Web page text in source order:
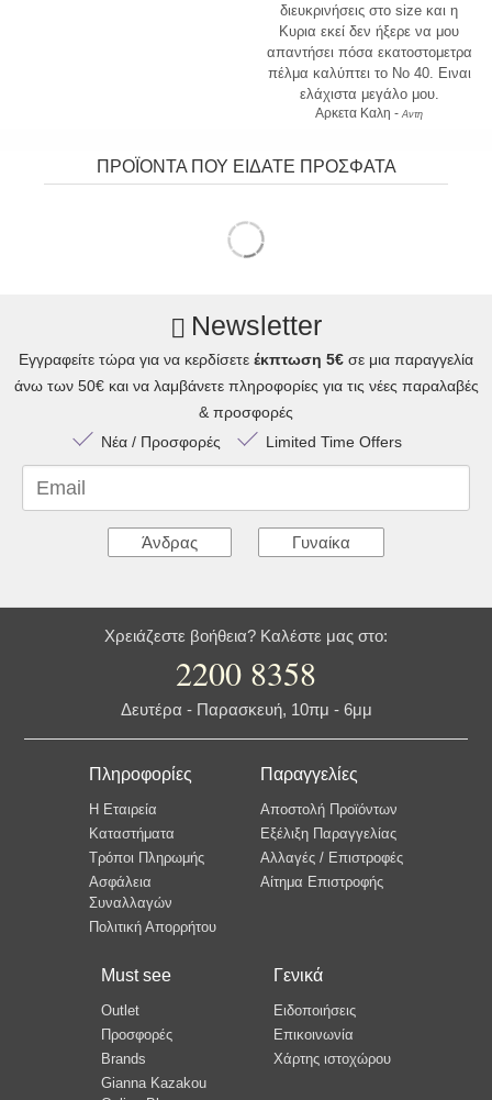
διευκρινήσεις στο size και η
Κυρια εκεί δεν ήξερε να μου
απαντήσει πόσα εκατοστομετρα
πέλμα καλύπτει το No 40. Ειναι
ελάχιστα μεγάλο μου.
Αρκετα Καλη -Αντη
ΠΡΟΪΟΝΤΑ ΠΟΥ ΕΙΔΑΤΕ ΠΡΟΣΦΑΤΑ
Newsletter
Εγγραφείτε τώρα για να κερδίσετε έκπτωση 5€ σε μια παραγγελία
άνω των 50€ και να λαμβάνετε πληροφορίες για τις νέες παραλαβές
& προσφορές
Νέα / Προσφορές
Limited Time Offers
Email
Άνδρας Γυναίκα
Χρειάζεστε βοήθεια? Καλέστε μας στο:
2200 8358
Δευτέρα - Παρασκευή, 10πμ - 6μμ
Πληροφορίες
Η Εταιρεία
Καταστήματα
Τρόποι Πληρωμής
Ασφάλεια
Συναλλαγών
Πολιτική Απορρήτου
Παραγγελίες
Αποστολή Προϊόντων
Εξέλιξη Παραγγελίας
Αλλαγές / Επιστροφές
Αίτημα Επιστροφής
Must see
Outlet
Προσφορές
Brands
Gianna Kazakou
Γενικά
Ειδοποιήσεις
Επικοινωνία
Χάρτης ιστοχώρου